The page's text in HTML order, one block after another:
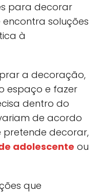
para decorar
soluções
à
a decoração,
espaço e fazer
dentro do
de acordo
decorar,
adolescente ou
que